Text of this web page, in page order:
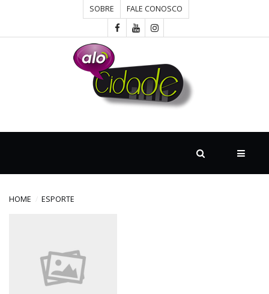
SOBRE FALE CONOSCO
DESTAQUE
ECONOMIA
HOME ESPORTE